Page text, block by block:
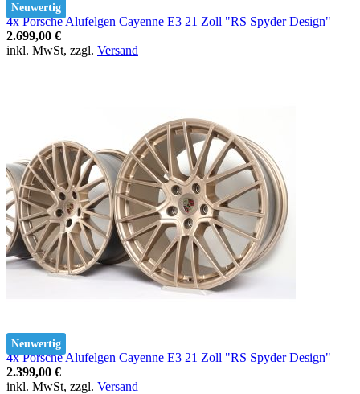
Neuwertig
4x Porsche Alufelgen Cayenne E3 21 Zoll "RS Spyder Design"
2.699,00 €
inkl. MwSt, zzgl. Versand
Neuwertig
4x Porsche Alufelgen Cayenne E3 21 Zoll "RS Spyder Design"
2.399,00 €
inkl. MwSt, zzgl. Versand